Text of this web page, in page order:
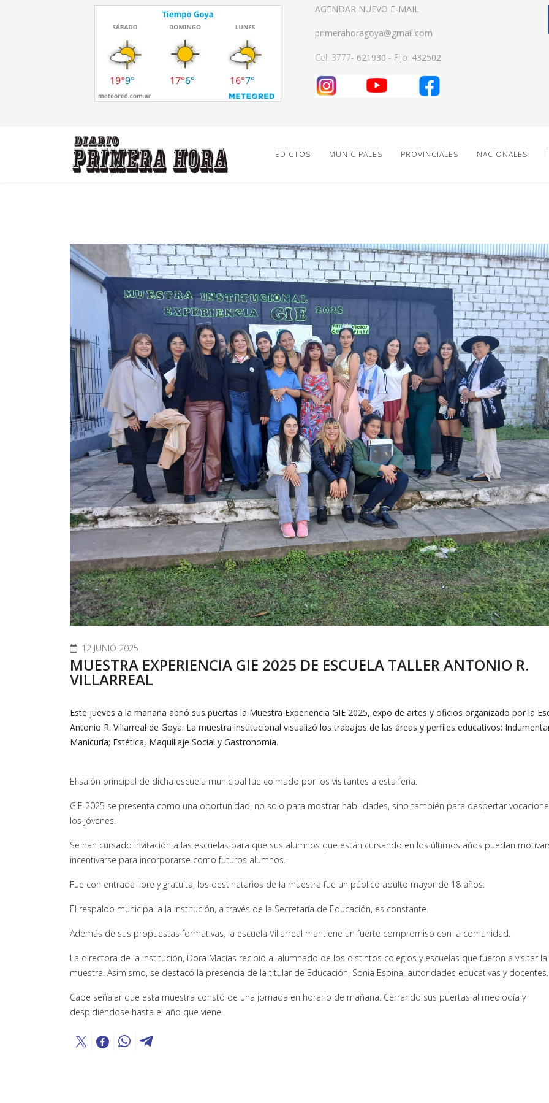
AGENDAR NUEVO E-MAIL
primerahoragoya@gmail.com
Cel: 3777- 621930 - Fijo: 432502
EDICTOS MUNICIPALES PROVINCIALES NACIONALES
12 JUNIO 2025
MUESTRA EXPERIENCIA GIE 2025 DE ESCUELA TALLER ANTONIO R.
VILLARREAL
Este jueves a la mañana abrió sus puertas la Muestra Experiencia GIE 2025, expo de artes y oficios organizado por la
Antonio R. Villarreal de Goya. La muestra institucional visualizó los trabajos de las áreas y perfiles educativos:
Manicuría; Estética, Maquillaje Social y Gastronomía.
El salón principal de dicha escuela municipal fue colmado por los visitantes a esta feria.
GIE 2025 se presenta como una oportunidad, no solo para mostrar habilidades, sino también para despertar
los jóvenes.
Se han cursado invitación a las escuelas para que sus alumnos que están cursando en los últimos años puedan
incentivarse para incorporarse como futuros alumnos.
Fue con entrada libre y gratuita, los destinatarios de la muestra fue un público adulto mayor de 18 años.
El respaldo municipal a la institución, a través de la Secretaría de Educación, es constante.
Además de sus propuestas formativas, la escuela Villarreal mantiene un fuerte compromiso con la comunidad.
La directora de la institución, Dora Macías recibió al alumnado de los distintos colegios y escuelas que fueron a visitar la
muestra. Asimismo, se destacó la presencia de la titular de Educación, Sonia Espina, autoridades educativas y docentes.
Cabe señalar que esta muestra constó de una jornada en horario de mañana. Cerrando sus puertas al mediodía y
despidiéndose hasta el año que viene.